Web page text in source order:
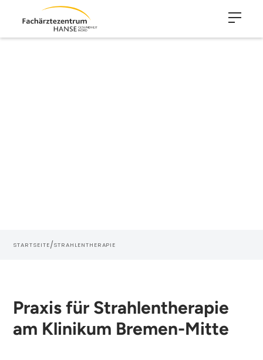
STARTSEITE/STRAHLENTHERAPIE
Praxis für Strahlen­therapie
am Klinikum Bremen-Mitte